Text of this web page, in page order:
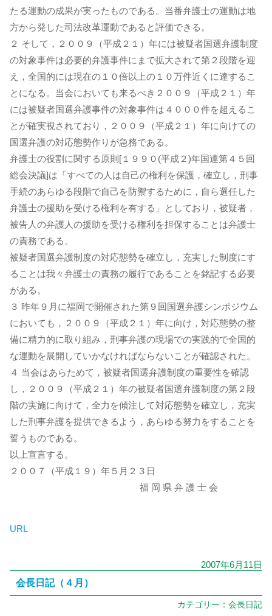
たる運動の成果が実ったものである。当番弁護士の運動は地
方から発した司法改革運動であると評価できる。
２ そして，２００９（平成２１）年には被疑者国選弁護制度
の対象事件は必要的弁護事件にまで拡大されて第２段階を迎
え，全国的には現在の１０倍以上の１０万件近くに達するこ
とになる。当会においても来るべき２００９（平成２１）年
には被疑者国選弁護事件の対象事件は４０００件を超えるこ
とが確実視されており，２００９（平成２１）年に向けての
国選弁護の対応態勢作りが急務である。
弁護士の役割に関する原則[１９９０(平成２)年国連第４５回
総会決議]は「すべての人は自己の権利を保護，確立し，刑事
手続のあらゆる段階で自己を防禦するために，自ら選任した
弁護士の援助を受ける権利を有する」としており，被疑者，
被告人の弁護人の援助を受ける権利を担保することは弁護士
の責務である。
被疑者国選弁護制度の対応態勢を確立し，充実した制度にす
ることは我々弁護士の責務の履行であることを銘記する必要
がある。
３ 昨年９月に福岡で開催された第９回国選弁護シンポジウム
においても，２００９（平成２１）年に向け，対応態勢の整
備に精力的に取り組み，刑事弁護の現場での実践的で全国的
な運動を展開していかなければならないことが確認された。
４ 当会はあらためて，被疑者国選弁護制度の重要性を確認
し，２００９（平成２１）年の被疑者国選弁護制度の第２段
階の実施に向けて，全力を傾注して対応態勢を確立し，充実
した刑事弁護を提供できるよう，あらゆる努力をすることを
誓うものである。
以上宣言する。
２００７（平成１９）年５月２３日
福 岡 県 弁 護 士 会
URL
2007年6月11日
会長日記（４月）
カテゴリー： 会長日記